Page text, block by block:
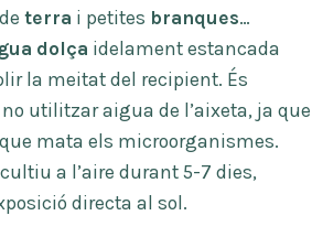
terra i petites branques…
dolça idelament estancada
la meitat del recipient. És
utilitzar aigua de l’aixeta, ja que
mata els microorganismes.
a l’aire durant 5-7 dies,
directa al sol.